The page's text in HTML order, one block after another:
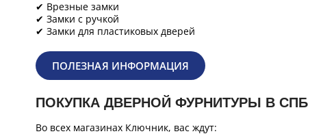
✔ Врезные замки
✔ Замки с ручкой
✔ Замки для пластиковых дверей
ПОЛЕЗНАЯ ИНФОРМАЦИЯ
ПОКУПКА ДВЕРНОЙ ФУРНИТУРЫ В СПБ
Во всех магазинах Ключник, вас ждут: